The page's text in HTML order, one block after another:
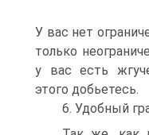
У вас нет
только
у вас есть
этого добьетесь.
6. Удобный